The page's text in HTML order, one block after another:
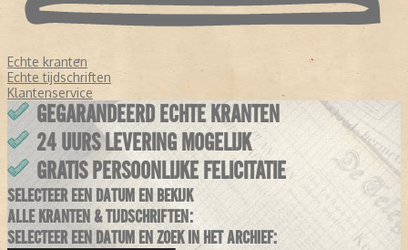
Echte kranten
Echte tijdschriften
Klantenservice
GEGARANDEERD ECHTE KRANTEN
24 UURS LEVERING MOGELIJK
GRATIS PERSOONLIJKE FELICITATIE
SELECTEER EEN DATUM EN BEKIJK
ALLE KRANTEN & TIJDSCHRIFTEN:
SELECTEER EEN DATUM EN ZOEK IN HET ARCHIEF: